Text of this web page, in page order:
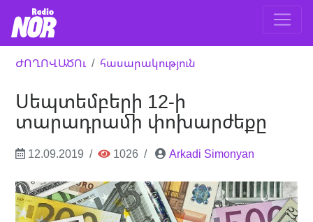
ԺՈՂՈՎԱԾՈւ հասարակություն
Սեպտեմբերի 12-ի
տարադրամի փոխարժեքը
12.09.2019 1026 Arkadi Simonyan